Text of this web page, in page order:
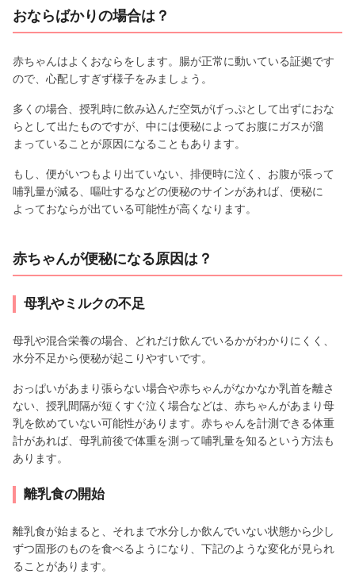
おならばかりの場合は？
赤ちゃんはよくおならをします。腸が正常に動いている証拠です
ので、心配しすぎず様子をみましょう。
多くの場合、授乳時に飲み込んだ空気がげっぷとして出ずにおな
らとして出たものですが、中には便秘によってお腹にガスが溜
まっていることが原因になることもあります。
もし、便がいつもより出ていない、排便時に泣く、お腹が張って
哺乳量が減る、嘔吐するなどの便秘のサインがあれば、便秘に
よっておならが出ている可能性が高くなります。
赤ちゃんが便秘になる原因は？
母乳やミルクの不足
母乳や混合栄養の場合、どれだけ飲んでいるかがわかりにくく、
水分不足から便秘が起こりやすいです。
おっぱいがあまり張らない場合や赤ちゃんがなかなか乳首を離さ
ない、授乳間隔が短くすぐ泣く場合などは、赤ちゃんがあまり母
乳を飲めていない可能性があります。赤ちゃんを計測できる体重
計があれば、母乳前後で体重を測って哺乳量を知るという方法も
あります。
離乳食の開始
離乳食が始まると、それまで水分しか飲んでいない状態から少し
ずつ固形のものを食べるようになり、下記のような変化が見られ
ることがあります。